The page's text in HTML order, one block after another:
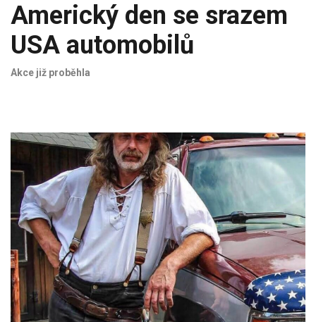
Americký den se srazem
USA automobilů
Akce již proběhla